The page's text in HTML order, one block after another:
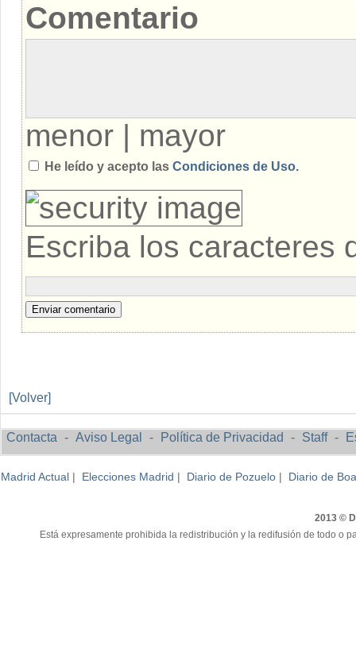
Comentario
menor | mayor
He leído y acepto las Condiciones de Uso.
Escriba los caracteres
Enviar comentario
[Volver]
Contacta - Aviso Legal - Política de Privacidad - Staff -
Madrid Actual | Elecciones Madrid | Diario de Pozuelo | Diario de
2013 ©
Está expresamente prohibida la redistribución y la redifusión de todo o